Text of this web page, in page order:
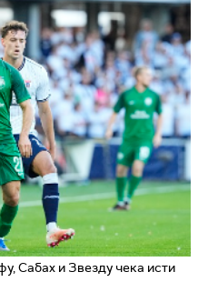
Сабах и Звезду чека исти